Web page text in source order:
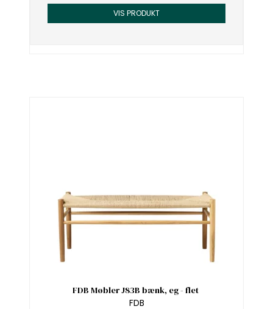
VIS PRODUKT
FDB Møbler J83B bænk, eg - flet
FDB